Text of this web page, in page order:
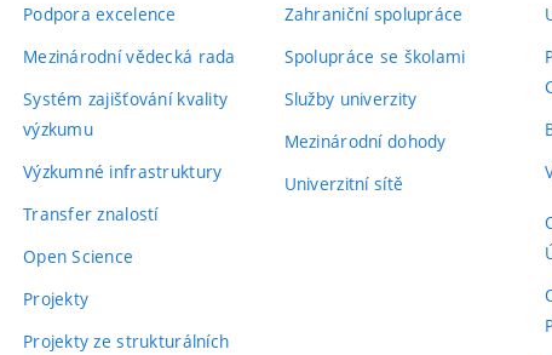
Podpora excelence
Mezinárodní vědecká rada
Systém zajišťování kvality
výzkumu
Výzkumné infrastruktury
Transfer znalostí
Open Science
Projekty
Projekty ze strukturálních
Zahraniční spolupráce
Spolupráce se školami
Služby univerzity
Mezinárodní dohody
Univerzitní sítě